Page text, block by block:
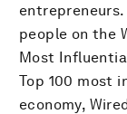
people on the
Most
Top 100 most
economy,